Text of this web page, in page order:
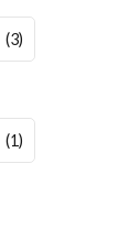
(3)
(1)